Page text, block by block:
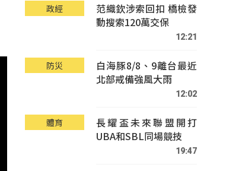
政經
范織欽涉索回扣 橋檢發
動搜索120萬交保
12:21
防災
白海豚8/8、9離台最近
北部戒備強風大雨
12:02
體育
長耀盃未來聯盟開打
UBA和SBL同場競技
19:47